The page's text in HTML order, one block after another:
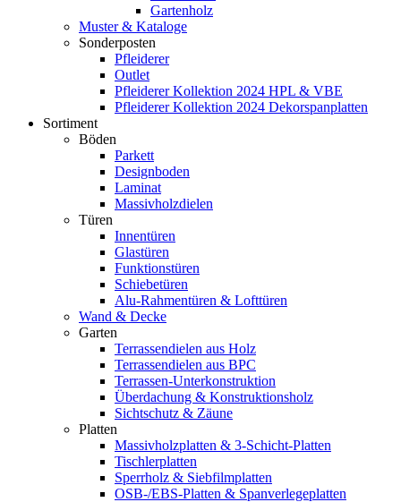
Gartenholz
Muster & Kataloge
Sonderposten
Pfleiderer
Outlet
Pfleiderer Kollektion 2024 HPL & VBE
Pfleiderer Kollektion 2024 Dekorspanplatten
Sortiment
Böden
Parkett
Designboden
Laminat
Massivholzdielen
Türen
Innentüren
Glastüren
Funktionstüren
Schiebetüren
Alu-Rahmentüren & Lofttüren
Wand & Decke
Garten
Terrassendielen aus Holz
Terrassendielen aus BPC
Terrassen-Unterkonstruktion
Überdachung & Konstruktionsholz
Sichtschutz & Zäune
Platten
Massivholzplatten & 3-Schicht-Platten
Tischlerplatten
Sperrholz & Siebfilmplatten
OSB-/EBS-Platten & Spanverlegeplatten